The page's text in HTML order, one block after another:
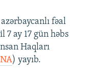
fəal
7 ay 17 gün həbs
Haqları
) yayıb.